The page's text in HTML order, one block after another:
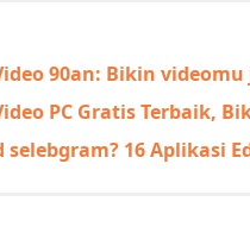
90an: Bikin
PC Gratis Terbaik,
16 Aplikasi